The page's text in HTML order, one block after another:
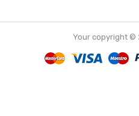
Your copyright ©